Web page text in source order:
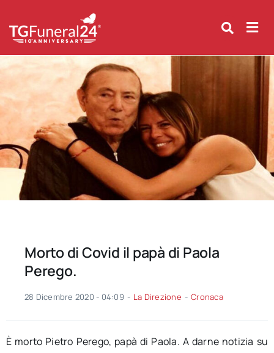
content
Morto di Covid il papà di Paola
Perego.
28 Dicembre 2020 - 04:09 - La Direzione - Cronaca
È morto Pietro Perego, papà di Paola. A darne notizia su